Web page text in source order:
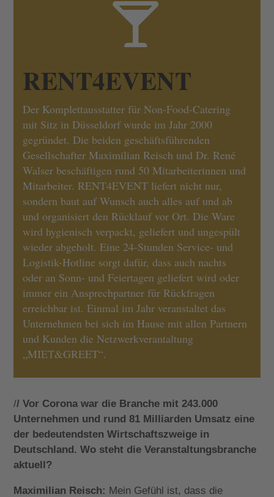

RENT4EVENT
Der Komplettausstatter für Non-Food-Catering
mit Sitz in Düsseldorf wurde im Jahr 2000
gegründet. Die beiden geschäftsführenden
Gesellschafter Maximilian Reisch und Dr. René
Walser beschäftigen rund 50 Mitarbeiterinnen und
Mitarbeiter. RENT4EVENT liefert nicht nur,
sondern baut auf Wunsch auch alles auf und ab
und organisiert den Rücklauf vor Ort. Die Ware
wird hygienisch verpackt, geliefert und ungespült
wieder abgeholt. Eine 24-Stunden Service- und
Logistik-Hotline sorgt dafür, dass auch nachts
oder an Sonn- und Feiertagen geliefert wird oder
immer ein Ansprechpartner für Rückfragen
erreichbar ist. Einmal im Jahr veranstaltet das
Unternehmen bei sich im Hause mit allen Partnern
und Kunden die Netzwerkverantaltung
„MIET&GREET“.
// Vor Corona war die Branche mit 243.000
Unternehmen und rund 81 Milliarden Umsatz eine
der bedeutendsten Wirtschaftszweige in
Deutschland. Wo steht die Veranstaltungsbranche
aktuell?
Maximilian Reisch: Mein Gefühl ist, dass die